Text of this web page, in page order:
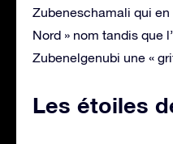
Zubeneschamali qui
Nord » nom tandis que
Zubenelgenubi une «
Les étoiles